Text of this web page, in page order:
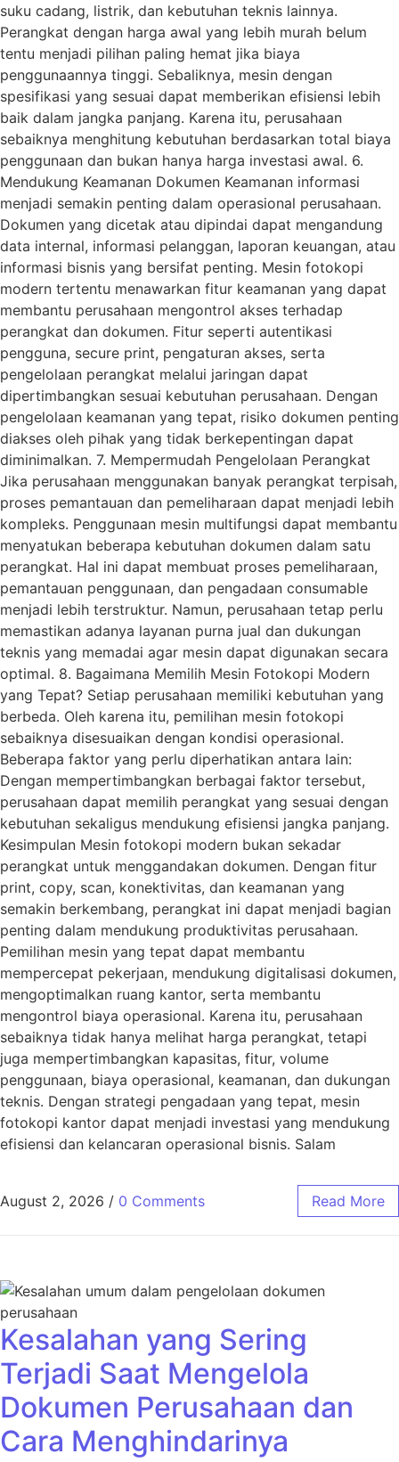
suku cadang, listrik, dan kebutuhan teknis lainnya.
Perangkat dengan harga awal yang lebih murah belum
tentu menjadi pilihan paling hemat jika biaya
penggunaannya tinggi. Sebaliknya, mesin dengan
spesifikasi yang sesuai dapat memberikan efisiensi lebih
baik dalam jangka panjang. Karena itu, perusahaan
sebaiknya menghitung kebutuhan berdasarkan total biaya
penggunaan dan bukan hanya harga investasi awal. 6.
Mendukung Keamanan Dokumen Keamanan informasi
menjadi semakin penting dalam operasional perusahaan.
Dokumen yang dicetak atau dipindai dapat mengandung
data internal, informasi pelanggan, laporan keuangan, atau
informasi bisnis yang bersifat penting. Mesin fotokopi
modern tertentu menawarkan fitur keamanan yang dapat
membantu perusahaan mengontrol akses terhadap
perangkat dan dokumen. Fitur seperti autentikasi
pengguna, secure print, pengaturan akses, serta
pengelolaan perangkat melalui jaringan dapat
dipertimbangkan sesuai kebutuhan perusahaan. Dengan
pengelolaan keamanan yang tepat, risiko dokumen penting
diakses oleh pihak yang tidak berkepentingan dapat
diminimalkan. 7. Mempermudah Pengelolaan Perangkat
Jika perusahaan menggunakan banyak perangkat terpisah,
proses pemantauan dan pemeliharaan dapat menjadi lebih
kompleks. Penggunaan mesin multifungsi dapat membantu
menyatukan beberapa kebutuhan dokumen dalam satu
perangkat. Hal ini dapat membuat proses pemeliharaan,
pemantauan penggunaan, dan pengadaan consumable
menjadi lebih terstruktur. Namun, perusahaan tetap perlu
memastikan adanya layanan purna jual dan dukungan
teknis yang memadai agar mesin dapat digunakan secara
optimal. 8. Bagaimana Memilih Mesin Fotokopi Modern
yang Tepat? Setiap perusahaan memiliki kebutuhan yang
berbeda. Oleh karena itu, pemilihan mesin fotokopi
sebaiknya disesuaikan dengan kondisi operasional.
Beberapa faktor yang perlu diperhatikan antara lain:
Dengan mempertimbangkan berbagai faktor tersebut,
perusahaan dapat memilih perangkat yang sesuai dengan
kebutuhan sekaligus mendukung efisiensi jangka panjang.
Kesimpulan Mesin fotokopi modern bukan sekadar
perangkat untuk menggandakan dokumen. Dengan fitur
print, copy, scan, konektivitas, dan keamanan yang
semakin berkembang, perangkat ini dapat menjadi bagian
penting dalam mendukung produktivitas perusahaan.
Pemilihan mesin yang tepat dapat membantu
mempercepat pekerjaan, mendukung digitalisasi dokumen,
mengoptimalkan ruang kantor, serta membantu
mengontrol biaya operasional. Karena itu, perusahaan
sebaiknya tidak hanya melihat harga perangkat, tetapi
juga mempertimbangkan kapasitas, fitur, volume
penggunaan, biaya operasional, keamanan, dan dukungan
teknis. Dengan strategi pengadaan yang tepat, mesin
fotokopi kantor dapat menjadi investasi yang mendukung
efisiensi dan kelancaran operasional bisnis. Salam
August 2, 2026 / 0 Comments Read More
Kesalahan yang Sering
Terjadi Saat Mengelola
Dokumen Perusahaan dan
Cara Menghindarinya